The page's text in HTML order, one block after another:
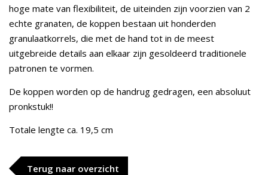
hoge mate van flexibiliteit, de uiteinden zijn voorzien van 2
echte granaten, de koppen bestaan uit honderden
granulaatkorrels, die met de hand tot in de meest
uitgebreide details aan elkaar zijn gesoldeerd traditionele
patronen te vormen.
De koppen worden op de handrug gedragen, een absoluut
pronkstuk!!
Totale lengte ca. 19,5 cm
Terug naar overzicht